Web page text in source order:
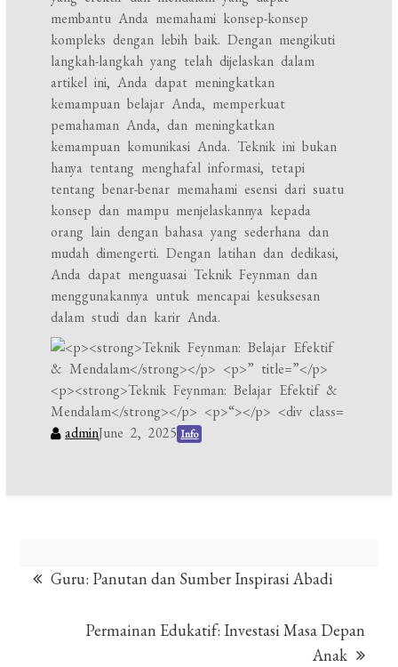
membantu Anda memahami konsep-konsep
kompleks dengan lebih baik. Dengan mengikuti
langkah-langkah yang telah dijelaskan dalam
artikel ini, Anda dapat meningkatkan
kemampuan belajar Anda, memperkuat
pemahaman Anda, dan meningkatkan
kemampuan komunikasi Anda. Teknik ini bukan
hanya tentang menghafal informasi, tetapi
tentang benar-benar memahami esensi dari suatu
konsep dan mampu menjelaskannya kepada
orang lain dengan bahasa yang sederhana dan
mudah dimengerti. Dengan latihan dan dedikasi,
Anda dapat menguasai Teknik Feynman dan
menggunakannya untuk mencapai kesuksesan
dalam studi dan karir Anda.
adminJune 2, 2025 Info
Post
navigation
Guru: Panutan dan Sumber Inspirasi Abadi
Permainan Edukatif: Investasi Masa Depan
Anak